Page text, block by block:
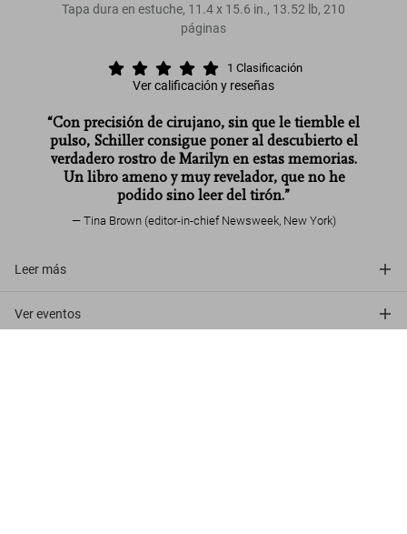
Tapa dura en estuche, 11.4x 15.6 in., 13.52 lb, 210
páginas
1 Clasificación
Ver calificación y reseñas
“Con precisión de cirujano‚ sin que le tiemble el
pulso‚ Schiller consigue poner al descubierto el
verdadero rostro de Marilyn en estas memorias.
Un libro ameno y muy revelador‚ que no he
podido sino leer del tirón.”
Tina Brown (editor-in-chief Newsweek, New York)
Leer más
Ver eventos